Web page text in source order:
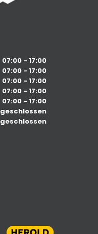
07:00 - 17:00
07:00 - 17:00
07:00 - 17:00
07:00 - 17:00
07:00 - 17:00
geschlossen
geschlossen